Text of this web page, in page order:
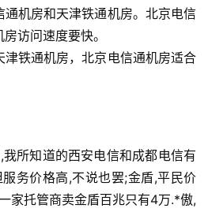
机房和天津铁通机房。北京电信
访问速度要快。
铁通机房，北京电信通机房适合
所知道的西安电信和成都电信有
务价格高,不说也罢;金盾,平民价
家托管商卖金盾百兆只有4万.*傲,